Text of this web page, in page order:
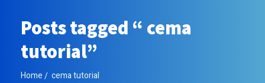
Posts tagged “ cema
tutorial”
Home cema tutorial